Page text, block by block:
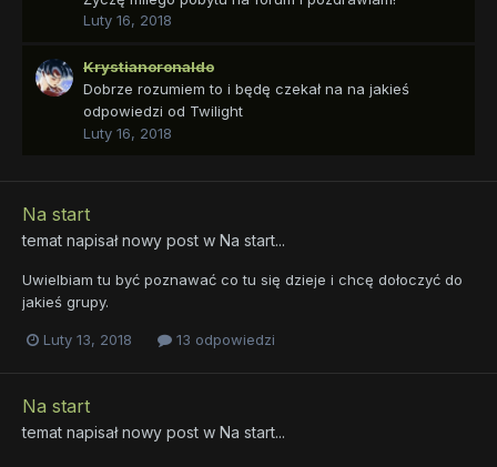
Luty 16, 2018
Krystianoronaldo
Dobrze rozumiem to i będę czekał na na jakieś
odpowiedzi od Twilight
Luty 16, 2018
Na start
temat napisał nowy post w Na start...
Uwielbiam tu być poznawać co tu się dzieje i chcę dołoczyć do
jakieś grupy.
Luty 13, 2018 13 odpowiedzi
Na start
temat napisał nowy post w Na start...